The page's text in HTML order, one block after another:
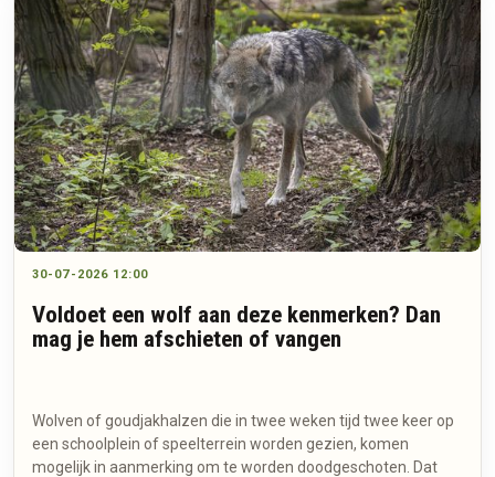
30-07-2026 12:00
Voldoet een wolf aan deze kenmerken? Dan
mag je hem afschieten of vangen
Wolven of goudjakhalzen die in twee weken tijd twee keer op
een schoolplein of speelterrein worden gezien, komen
mogelijk in aanmerking om te worden doodgeschoten. Dat